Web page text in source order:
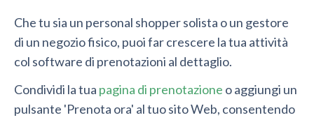
Che tu sia un personal shopper solista o un gestore
di un negozio fisico, puoi far crescere la tua attività
col software di prenotazioni al dettaglio.
Condividi la tua pagina di prenotazione o aggiungi un
pulsante 'Prenota ora' al tuo sito Web, consentendo